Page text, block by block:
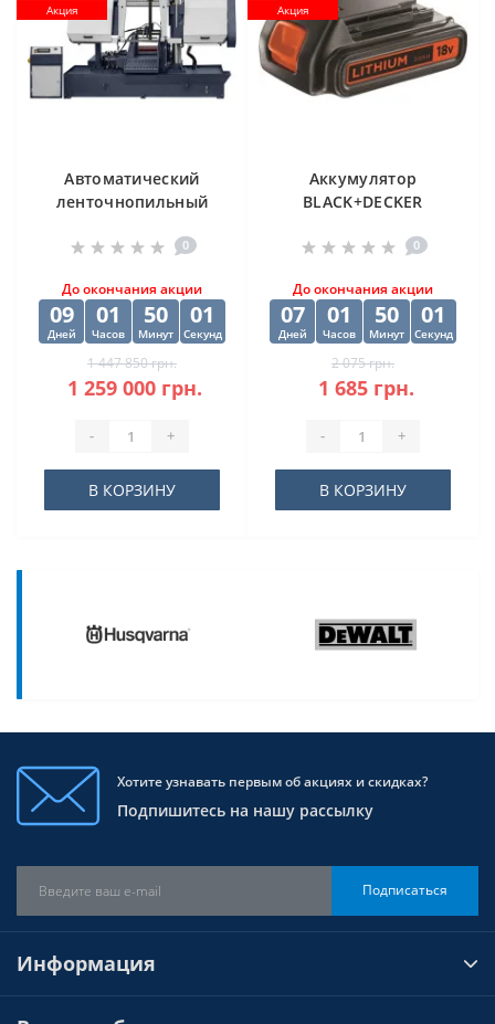
Акция
Автоматический
ленточнопильный
500SA
0
До окончания акции
09
Дней
01
Часов
50
Минут
01
Секунд
1 447 850 грн.
1 259 000 грн.
- +
В КОРЗИНУ
Акция
Аккумулятор
BLACK+DECKER
0
До окончания акции
07
Дней
01
Часов
50
Минут
01
Секунд
2 075 грн.
1 685 грн.
- +
В КОРЗИНУ
Хотите узнавать первым об акциях и скидках?
Подпишитесь на нашу рассылку
Подписаться
Информация